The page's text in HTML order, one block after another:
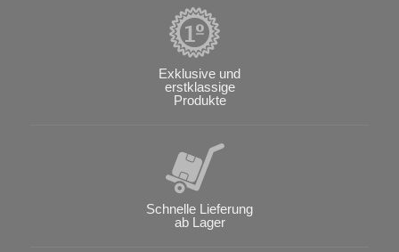
Exklusive und
erstklassige
Produkte
Schnelle Lieferung
ab Lager